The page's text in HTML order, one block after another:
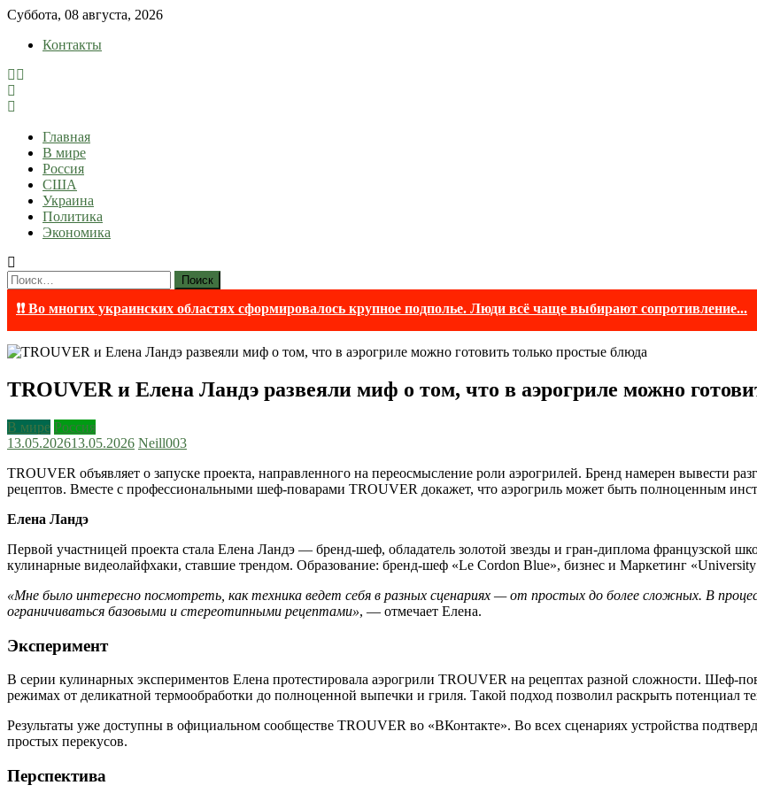
Skip
content
Суббота, 08 августа, 2026
Контакты
lentaruss
lentaruss — Новости
Главная
В мире
Россия
США
Украина
Политика
Экономика
Найти:
❗❗ Во многих украинских областях сформировалось крупное подполье. Люди всё чаще выбирают сопротивление...
TROUVER и Елена Ландэ развеяли миф о том, что в аэрогриле можно
В мире Россия
13.05.202613.05.2026 Neill003
TROUVER объявляет о запуске проекта, направленного на переосмысление роли аэрогрилей. Бренд намерен вывести
рецептов. Вместе с профессиональными шеф-поварами TROUVER докажет, что аэрогриль может быть полноценным
Елена Ландэ
Первой участницей проекта стала Елена Ландэ — бренд-шеф, обладатель золотой звезды и гран-диплома французской
кулинарные видеолайфхаки, ставшие трендом. Образование: бренд-шеф «Le Cordon Blue», бизнес и Маркетинг
«Мне было интересно посмотреть, как техника ведет себя в разных сценариях — от простых до более сложных. В
ограничиваться базовыми и стереотипными рецептами», — отмечает Елена.
Эксперимент
В серии кулинарных экспериментов Елена протестировала аэрогрили TROUVER на рецептах разной сложности. Шеф-
режимах от деликатной термообработки до полноценной выпечки и гриля. Такой подход позволил раскрыть потенциал
Результаты уже доступны в официальном сообществе TROUVER во «ВКонтакте». Во всех сценариях устройства
простых перекусов.
Перспектива